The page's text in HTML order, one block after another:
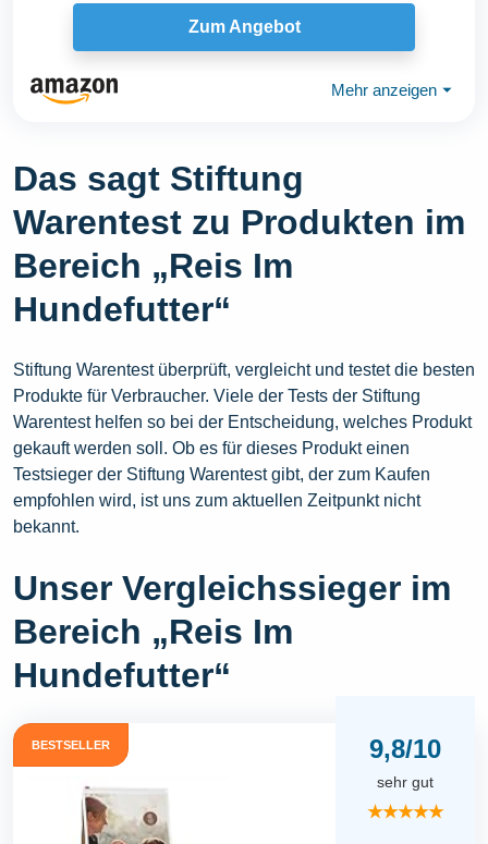
Hunde...
Zum Angebot
Mehr anzeigen ⏷
Das sagt Stiftung
Warentest zu Produkten im
Bereich „Reis Im
Hundefutter“
Stiftung Warentest überprüft, vergleicht und testet die besten
Produkte für Verbraucher. Viele der Tests der Stiftung
Warentest helfen so bei der Entscheidung, welches Produkt
gekauft werden soll. Ob es für dieses Produkt einen
Testsieger der Stiftung Warentest gibt, der zum Kaufen
empfohlen wird, ist uns zum aktuellen Zeitpunkt nicht
bekannt.
Unser Vergleichssieger im
Bereich „Reis Im
Hundefutter“
BESTSELLER 9,8/10
sehr gut
★★★★★